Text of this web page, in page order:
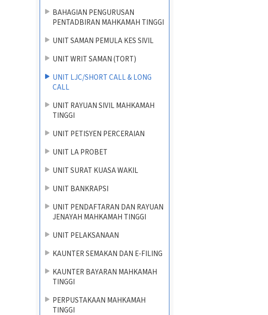
BAHAGIAN PENGURUSAN
PENTADBIRAN MAHKAMAH TINGGI
UNIT SAMAN PEMULA KES SIVIL
UNIT WRIT SAMAN (TORT)
UNIT LJC/SHORT CALL & LONG
CALL
UNIT RAYUAN SIVIL MAHKAMAH
TINGGI
UNIT PETISYEN PERCERAIAN
UNIT LA PROBET
UNIT SURAT KUASA WAKIL
UNIT BANKRAPSI
UNIT PENDAFTARAN DAN RAYUAN
JENAYAH MAHKAMAH TINGGI
UNIT PELAKSANAAN
KAUNTER SEMAKAN DAN E-FILING
KAUNTER BAYARAN MAHKAMAH
TINGGI
PERPUSTAKAAN MAHKAMAH
TINGGI